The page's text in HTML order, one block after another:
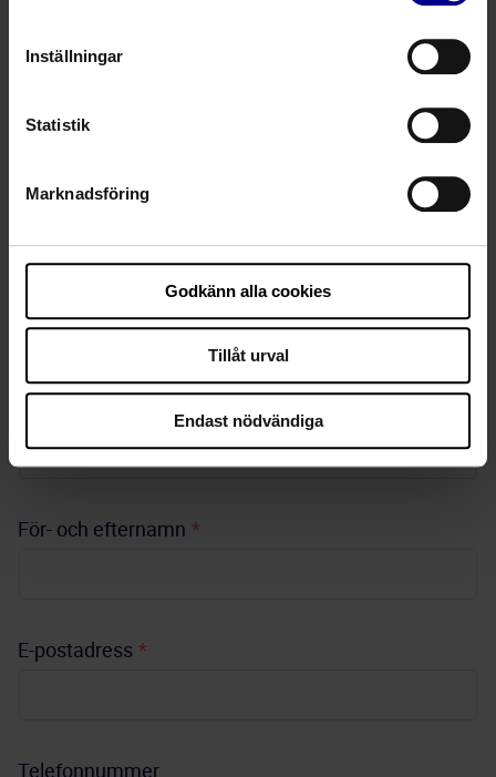
Inställningar
Statistik
Marknadsföring
Godkänn alla cookies
Tillåt urval
Endast nödvändiga
Ladda upp ditt material genom att klicka eller dra in filen
här. För bästa hantering använd redigeringsbara format
För- och efternamn *
E-postadress *
Telefonnummer